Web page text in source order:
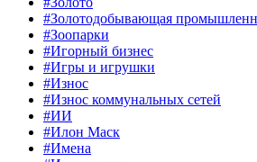
#Золотодобывающая
#Зоопарки
#Игорный бизнес
#Игры и игрушки
#Износ
#Износ коммунальных сетей
#ИИ
#Илон Маск
#Имена